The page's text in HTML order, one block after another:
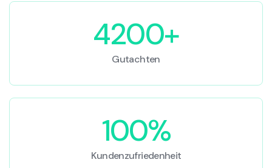
4200+
Gutachten
100%
Kundenzufriedenheit